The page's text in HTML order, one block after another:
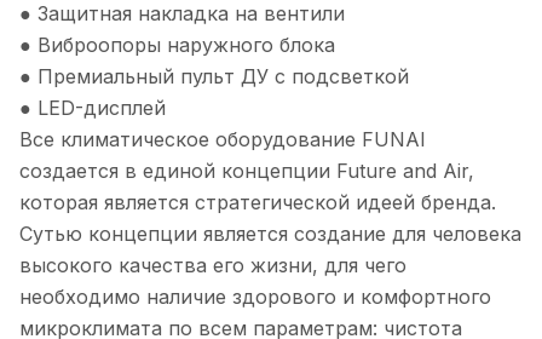
● Защитная накладка на вентили
● Виброопоры наружного блока
● Премиальный пульт ДУ с подсветкой
● LED-дисплей
Все климатическое оборудование FUNAI
создается в единой концепции Future and Air,
которая является стратегической идеей бренда.
Сутью концепции является создание для человека
высокого качества его жизни, для чего
необходимо наличие здорового и комфортного
микроклимата по всем параметрам: чистота